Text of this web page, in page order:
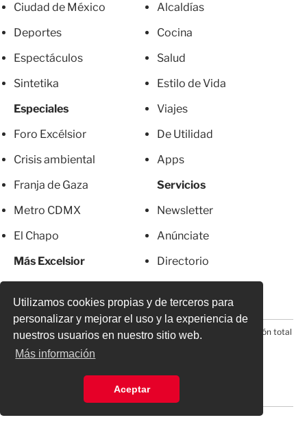
Utilizamos cookies propias y de terceros para
personalizar y mejorar el uso y la experiencia de
nuestros usuarios en nuestro sitio web.
Más información
Aceptar
Ciudad de México
Deportes
Espectáculos
Sintetika
Especiales
Foro Excélsior
Crisis ambiental
Franja de Gaza
Metro CDMX
El Chapo
Más Excelsior
Alcaldías
Cocina
Salud
Estilo de Vida
Viajes
De Utilidad
Apps
Servicios
Newsletter
Anúnciate
Directorio
© 2026 Todos los derechos reservados. Prohibida la reproducción total
o parcial, incluyendo cualquier medio electrónico*